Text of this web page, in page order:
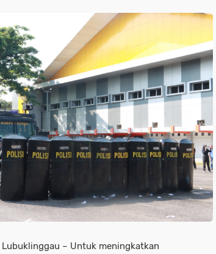
| Lubuklinggau – Untuk meningkatkan